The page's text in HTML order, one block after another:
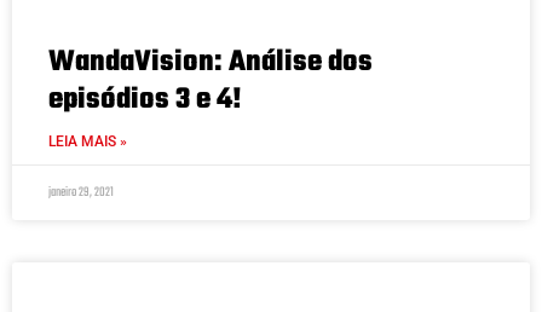
WandaVision: Análise dos
episódios 3 e 4!
LEIA MAIS »
janeiro 29, 2021